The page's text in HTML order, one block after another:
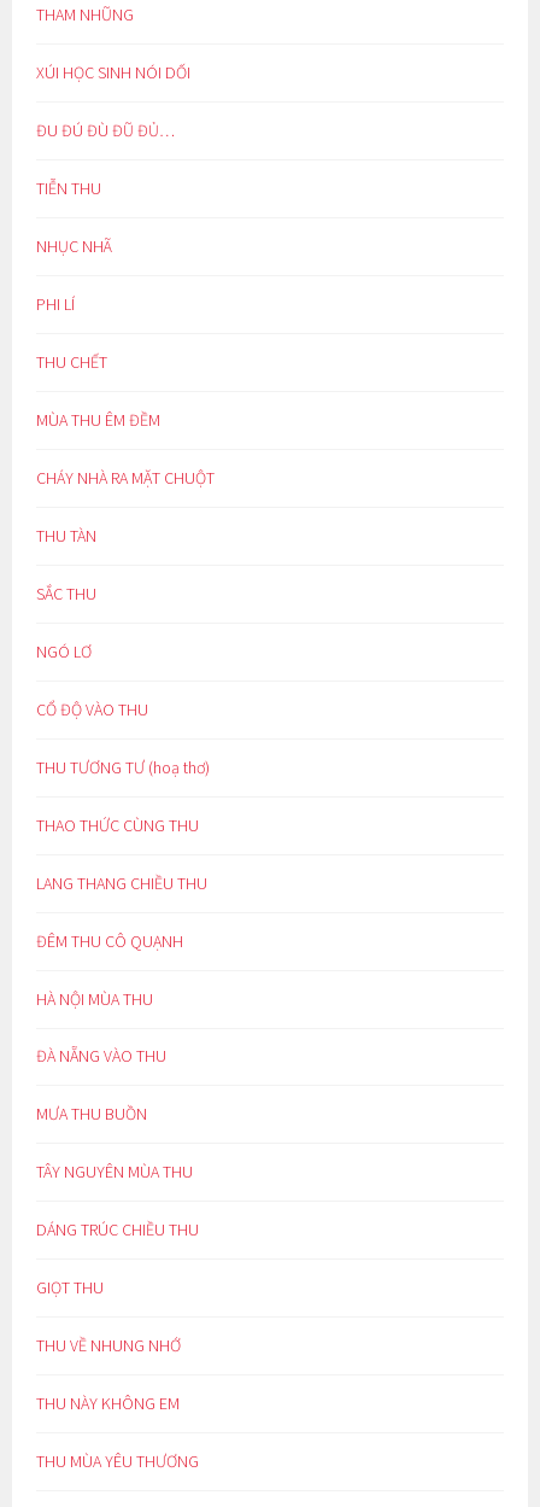
THAM NHŨNG
XÚI HỌC SINH NÓI DỐI
ĐU ĐÚ ĐÙ ĐŨ ĐỦ…
TIỄN THU
NHỤC NHÃ
PHI LÍ
THU CHẾT
MÙA THU ÊM ĐỀM
CHÁY NHÀ RA MẶT CHUỘT
THU TÀN
SẮC THU
NGÓ LƠ
CỔ ĐỘ VÀO THU
THU TƯƠNG TƯ (hoạ thơ)
THAO THỨC CÙNG THU
LANG THANG CHIỀU THU
ĐÊM THU CÔ QUẠNH
HÀ NỘI MÙA THU
ĐÀ NẴNG VÀO THU
MƯA THU BUỒN
TÂY NGUYÊN MÙA THU
DÁNG TRÚC CHIỀU THU
GIỌT THU
THU VỀ NHUNG NHỚ
THU NÀY KHÔNG EM
THU MÙA YÊU THƯƠNG